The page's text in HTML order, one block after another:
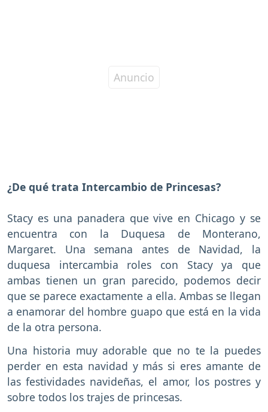
¿De qué trata Intercambio de Princesas?
Stacy es una panadera que vive en Chicago y se
encuentra con la Duquesa de Monterano,
Margaret. Una semana antes de Navidad, la
duquesa intercambia roles con Stacy ya que
ambas tienen un gran parecido, podemos decir
que se parece exactamente a ella. Ambas se llegan
a enamorar del hombre guapo que está en la vida
de la otra persona.
Una historia muy adorable que no te la puedes
perder en esta navidad y más si eres amante de
las festividades navideñas, el amor, los postres y
sobre todos los trajes de princesas.